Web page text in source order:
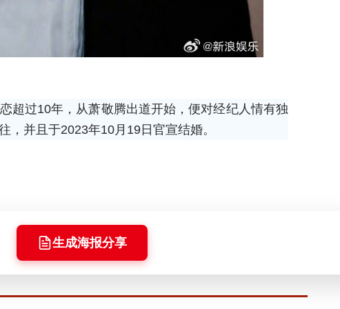
过10年，从萧敬腾出道开始，便对经纪人情有独
，并且于2023年10月19日官宣结婚。
生成海报分享